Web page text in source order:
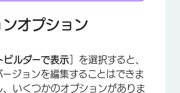
オプション
ビルダーで表示 ］を選択すると、
ージョンを編集することはできま
、いくつかのオプションがありま